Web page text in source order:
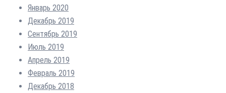
Январь 2020
Декабрь 2019
Сентябрь 2019
Июль 2019
Апрель 2019
Февраль 2019
Декабрь 2018